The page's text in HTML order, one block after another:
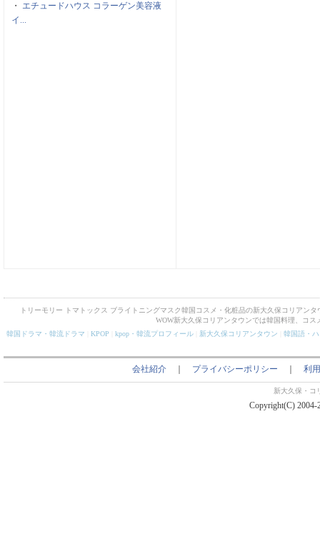
・ エチュードハウス コラーゲン美容液
イ...
トリーモリー トマトックス ブライトニングマスク韓国コスメ・化粧品の新大久保コリアン
WOW新大久保コリアンタウンでは韓国料理、コ
韓国ドラマ・韓流ドラマ
KPOP kpop・韓流プロフィール 新大久保コリアンタウン 韓国語・
会社紹介 プライバシーポリシー 利
新大久保・コ
Copyright(C)